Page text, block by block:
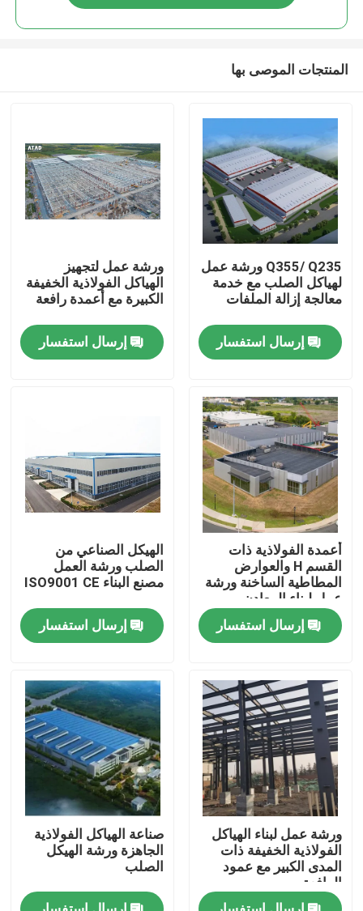
بيت
منتجات
أشرطة فيديو
معلومات عنا
جولة في المعمل
رقابة جودة
اطلب اقتباس
مستودع الهيكل الصلب
ورشة الهياكل الفولاذية
هيكل فولاذي خفيف الوزن
المنتجات الموصى بها
Q355/ Q235 ورشة عمل
لهياكل الصلب مع خدمة
معالجة إزالة الملفات
إرسال استفسار
ورشة عمل لتجهيز
الهياكل الفولاذية الخفيفة
الكبيرة مع أعمدة رافعة
إرسال استفسار
أعمدة الفولاذية ذات
القسم H والعوارض
المطاطية الساخنة ورشة
عمل لبناء المعادن
إرسال استفسار
الهيكل الصناعي من
الصلب ورشة العمل
مصنع البناء ISO9001 CE
إرسال استفسار
ورشة عمل لبناء الهياكل
الفولاذية الخفيفة ذات
المدى الكبير مع عمود
الرافعة
صناعة الهياكل الفولاذية
الجاهزة ورشة الهيكل
الصلب